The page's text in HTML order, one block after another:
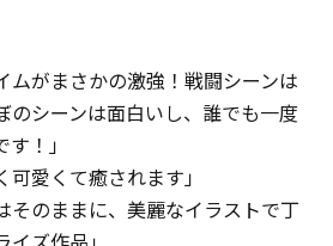
ムがまさかの激強！戦闘シーンは
のシーンは面白いし、誰でも一度
！」
可愛くて癒されます」
そのままに、美麗なイラストで丁